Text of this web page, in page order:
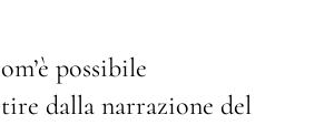
possibile
dalla narrazione del